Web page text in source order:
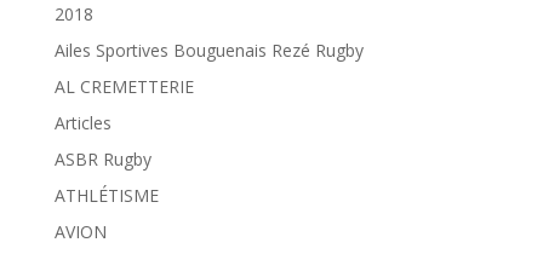
2018
Ailes Sportives Bouguenais Rezé Rugby
AL CREMETTERIE
Articles
ASBR Rugby
ATHLÉTISME
AVION